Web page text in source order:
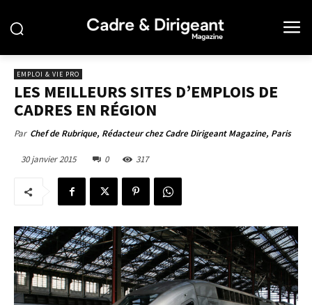
EMPLOI & VIE PRO
LES MEILLEURS SITES D’EMPLOIS DE
CADRES EN RÉGION
Par Chef de Rubrique, Rédacteur chez Cadre Dirigeant Magazine, Paris
30 janvier 2015 0 317